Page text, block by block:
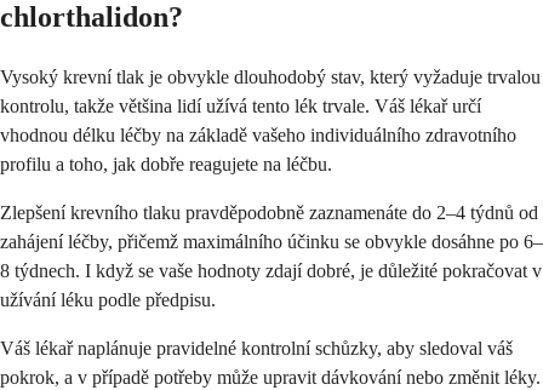
chlorthalidon?
Vysoký krevní tlak je obvykle dlouhodobý stav, který vyžaduje trvalou
kontrolu, takže většina lidí užívá tento lék trvale. Váš lékař určí
vhodnou délku léčby na základě vašeho individuálního zdravotního
profilu a toho, jak dobře reagujete na léčbu.
Zlepšení krevního tlaku pravděpodobně zaznamenáte do 2–4 týdnů od
zahájení léčby, přičemž maximálního účinku se obvykle dosáhne po 6–
8 týdnech. I když se vaše hodnoty zdají dobré, je důležité pokračovat v
užívání léku podle předpisu.
Váš lékař naplánuje pravidelné kontrolní schůzky, aby sledoval váš
pokrok, a v případě potřeby může upravit dávkování nebo změnit léky.